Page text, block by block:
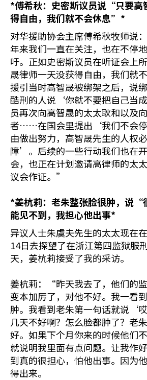
*傅希秋：史密斯议员说“只要高
得自由，我们就不会休息”*
对华援助协会主席傅希秋牧师说
年来我们一直在关注，也在不停
吁。正如史密斯议员在听证会上
晟律师一天没获得自由，我们就
援引当时高智晟被绑架之后，说
酷刑的人说‘你就不要把自己当
员再次向高智晟的太太耿和以及
者……在国会里提出‘我们不会停
由做出努力，高智晟先生的人权
障’。后续的一些行动我们也在
会，也正在计划邀请高律师的太
议会作证。”
*姜杭莉：老朱整张脸很肿，说
能见不到，我担心他出事*
异议人士朱虞夫先生的太太现在
14日去探望了在浙江第四监狱服
天，姜杭莉接受了我的采访。
姜杭莉：“昨天我去了，他们的
变本加厉了，对他不好。我一看
肿。我看到老朱第一句话就说‘
几天不好啊？怎么脸都肿了？老
好。如果下个月你来的时候他们
就说明我里面有点问题。让我作
到真的很担心，怕他出事。因为
得出来。